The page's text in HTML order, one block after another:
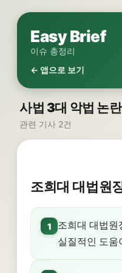
Easy Brief
이슈 총정리
← 앱으로 보기
사법 3대 악법 논
관련 기사 2건
조희대 대법원
1
조희대 대법원
실질적인 도움